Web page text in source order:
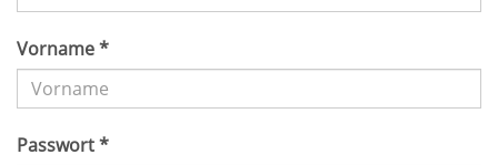
Vorname *
Passwort *